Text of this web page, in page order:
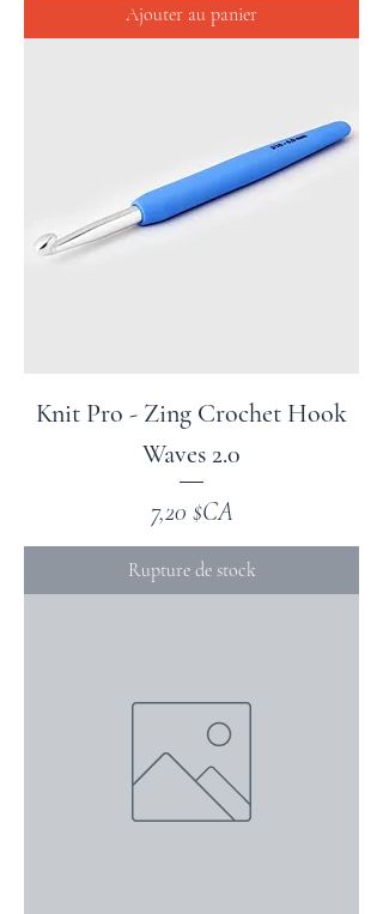
Ajouter au panier
Knit Pro - Zing Crochet Hook
Waves 2.0
Prix
7,20 $CA
Rupture de stock